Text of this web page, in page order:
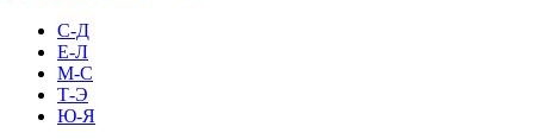
C-Д
Е-Л
М-С
Т-Э
Ю-Я